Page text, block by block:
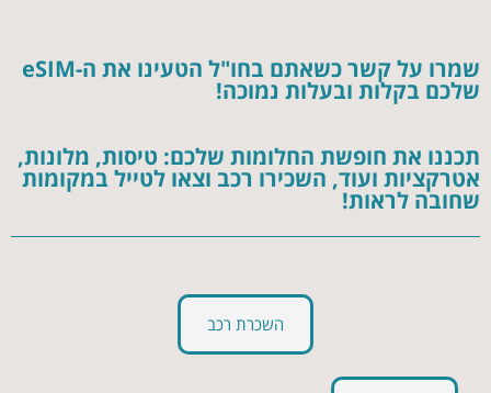
שמרו על קשר כשאתם בחו"ל הטעינו את ה-eSIM
שלכם בקלות ובעלות נמוכה!
תכננו את חופשת החלומות שלכם: טיסות, מלונות,
אטרקציות ועוד, השכירו רכב וצאו לטייל במקומות
שחובה לראות!
השכרת רכב